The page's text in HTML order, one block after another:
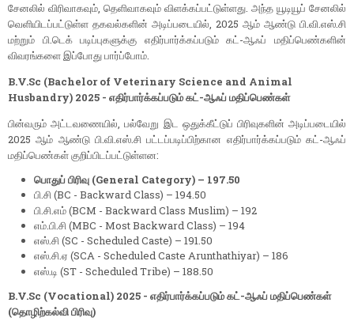
சேனலில் விரிவாகவும், தெளிவாகவும் விளக்கப்பட்டுள்ளது. அந்த யூடியூப் சேனலில்
வெளியிடப்பட்டுள்ள தகவல்களின் அடிப்படையில், 2025 ஆம் ஆண்டு பி.வி.எஸ்.சி
மற்றும் பி.டெக் படிப்புகளுக்கு எதிர்பார்க்கப்படும் கட்-ஆஃப் மதிப்பெண்களின்
விவரங்களை இப்போது பார்ப்போம்.
B.V.Sc (Bachelor of Veterinary Science and Animal
Husbandry) 2025 - எதிர்பார்க்கப்படும் கட்-ஆஃப் மதிப்பெண்கள்
பின்வரும் அட்டவணையில், பல்வேறு இட ஒதுக்கீட்டுப் பிரிவுகளின் அடிப்படையில்
2025 ஆம் ஆண்டு பி.வி.எஸ்.சி பட்டப்படிப்பிற்கான எதிர்பார்க்கப்படும் கட்-ஆஃப்
மதிப்பெண்கள் குறிப்பிடப்பட்டுள்ளன:
பொதுப் பிரிவு (General Category) – 197.50
பி.சி (BC - Backward Class) – 194.50
பி.சி.எம் (BCM - Backward Class Muslim) – 192
எம்.பி.சி (MBC - Most Backward Class) – 194
எஸ்.சி (SC - Scheduled Caste) – 191.50
எஸ்.சி.ஏ (SCA - Scheduled Caste Arunthathiyar) – 186
எஸ்.டி (ST - Scheduled Tribe) – 188.50
B.V.Sc (Vocational) 2025 - எதிர்பார்க்கப்படும் கட்-ஆஃப் மதிப்பெண்கள்
(தொழிற்கல்வி பிரிவு)